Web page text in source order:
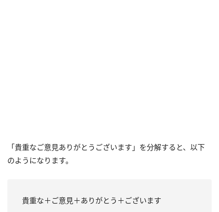
「貴重なご意見ありがとうございます」を分解すると、以下
のようになります。
貴重な＋ご意見＋ありがとう＋ございます